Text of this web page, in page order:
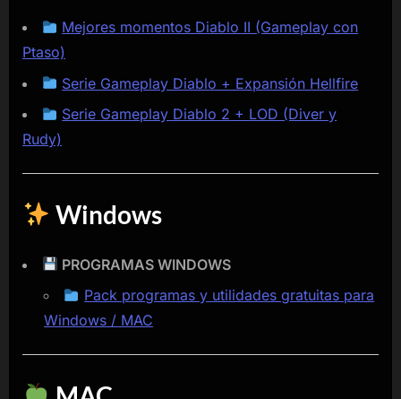
Mejores momentos Diablo II (Gameplay con
Ptaso)
Serie Gameplay Diablo + Expansión Hellfire
Serie Gameplay Diablo 2 + LOD (Diver y
Rudy)
Windows
PROGRAMAS WINDOWS
Pack programas y utilidades gratuitas para
Windows / MAC